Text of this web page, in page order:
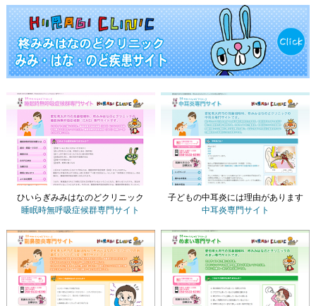
ひいらぎみみはなのどクリニック
睡眠時無呼吸症候群専門サイト
子どもの中耳炎には理由があります
中耳炎専門サイト